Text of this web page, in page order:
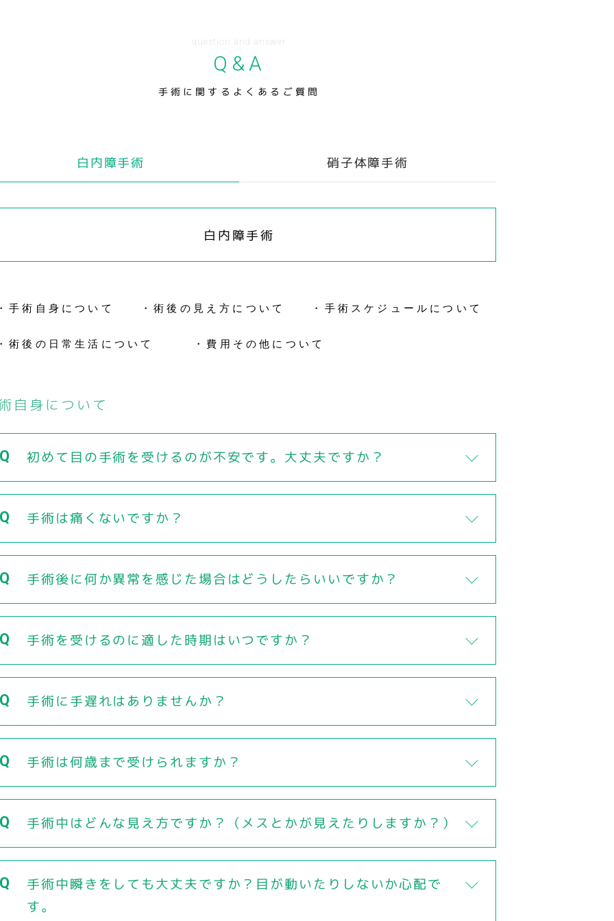
question and answer
Q&A
手術に関するよくあるご質問
白内障手術 硝子体障手術
白内障手術
手術自身について ・術後の見え方について ・手術スケジュールについて
術後の日常生活について ・費用その他について
自身について
初めて目の手術を受けるのが不安です。大丈夫ですか？
手術は痛くないですか？
手術後に何か異常を感じた場合はどうしたらいいですか？
手術を受けるのに適した時期はいつですか？
手術に手遅れはありませんか？
手術は何歳まで受けられますか？
手術中はどんな見え方ですか？（メスとかが見えたりしますか？）
手術中瞬きをしても大丈夫ですか？目が動いたりしないか心配で
す。